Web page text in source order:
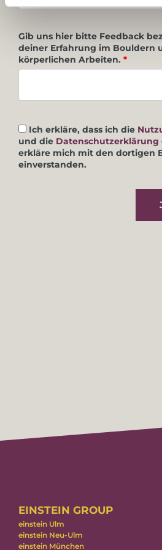
Gib uns hier bitte Feedback
deiner Erfahrung im Bouldern
körperlichen Arbeiten. *
Ich erkläre, dass ich die
und die Datenschutzerklärung
erkläre mich mit den dortigen
einverstanden.
EINSTEIN GROUP
einstein Ulm
einstein Neu-Ulm
einstein München